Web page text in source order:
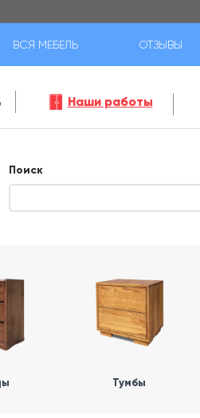
ВСЯ МЕБЕЛЬ ОТЗЫВЫ
Наши работы
Поиск
Тумбы